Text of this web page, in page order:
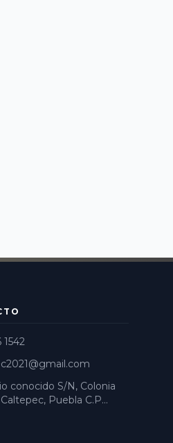
1542
conocido S/N, Colonia
Puebla C.P...